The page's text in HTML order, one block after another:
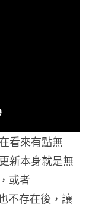
看來有點無
新本身就是無
或者
不存在後，讓